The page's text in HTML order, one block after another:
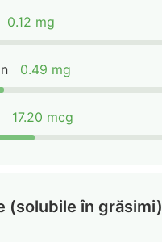
0.12 mg
0.49 mg
17.20 mcg
(solubile în grăsimi)